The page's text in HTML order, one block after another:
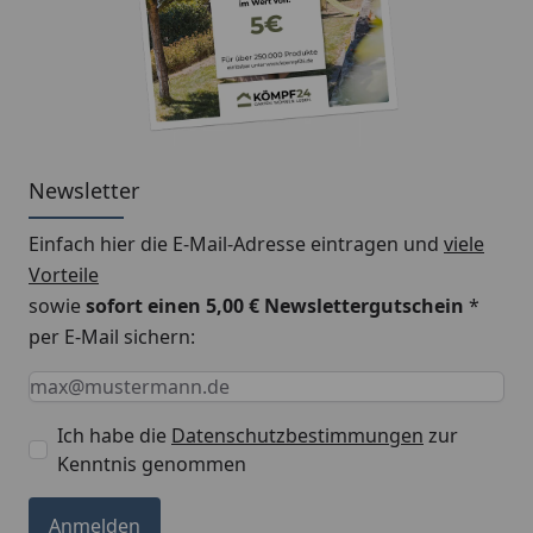
Montageanleitung Wulstrinne Typ 300
(Rinnenbreite 125 mm)
Newsletter
Einfach hier die E-Mail-Adresse eintragen und viele
Vorteile
sowiesofort einen 5,00 € Newslettergutschein *
per E-Mail sichern:
Keine Eingabe erforderlich
Eingabe erforderlich
E-Mail *
Ich habe die Datenschutzbestimmungen zur
Kenntnis genommen
Anmelden